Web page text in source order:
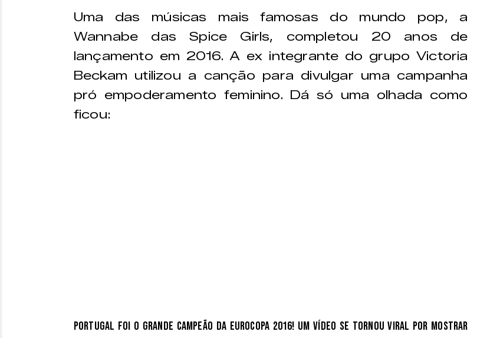
Uma das músicas mais famosas do mundo pop, a
Wannabe das Spice Girls, completou 20 anos de
lançamento em 2016. A ex integrante do grupo Victoria
Beckam utilizou a canção para divulgar uma campanha
pró empoderamento feminino. Dá só uma olhada como
ficou:
Portugal foi o grande campeão da Eurocopa 2016! Um vídeo se tornou viral por mostrar